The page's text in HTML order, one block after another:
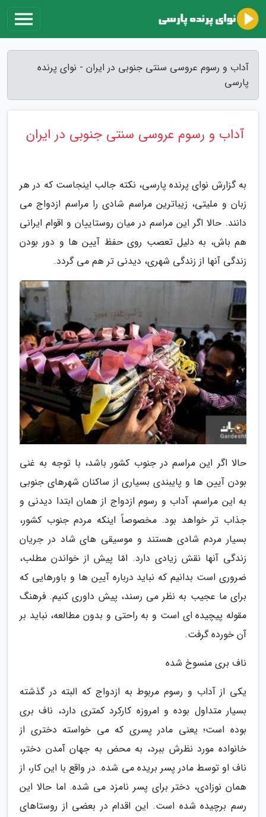
آداب و رسوم عروسی سنتی جنوبی در ایران - نوای پرنده
پارسی
آداب و رسوم عروسی سنتی جنوبی در ایران
به گزارش نوای پرنده پارسی، نکته جالب اینجاست که در هر
زبان و ملیتی، زیباترین مراسم شادی را مراسم ازدواج می
دانند. حالا اگر این مراسم در میان روستاییان و اقوام ایرانی
هم باش، به دلیل تعصب روی حفظ آیین ها و دور بودن
زندگی آنها از زندگی شهری، دیدنی تر هم می گردد.
حالا اگر این مراسم در جنوب کشور باشد، با توجه به غنی
بودن آیین ها و پایبندی بسیاری از ساکنان شهرهای جنوبی
به این مراسم، آداب و رسوم ازدواج از همان ابتدا دیدنی و
جذاب تر خواهد بود. مخصوصاً اینکه مردم جنوب کشور،
بسیار مردم شادی هستند و موسیقی های شاد در جریان
زندگی آنها نقش زیادی دارد. امّا پیش از خواندن مطلب،
ضروری است بدانیم که نباید درباره آیین ها و باورهایی که
برای ما عجیب به نظر می رسند، پیش داوری کنیم. فرهنگ
مقوله پیچیده ای است و به راحتی و بدون مطالعه، نباید بر
آن خورده گرفت.
ناف بری منسوخ شده
یکی از آداب و رسوم مربوط به ازدواج که البته در گذشته
بسیار متداول بوده و امروزه کارکرد کمتری دارد، ناف بری
بوده است؛ یعنی مادر پسری که می خواسته دختری از
خانواده مورد نظرش ببرد، به محض به جهان آمدن دختر،
ناف او توسط مادر پسر بریده می شده. در واقع با این کار، از
همان نوزادی، دختر برای پسر نامزد می شده. اما حالا این
رسم برچیده شده است. این اقدام در بعضی از روستاهای